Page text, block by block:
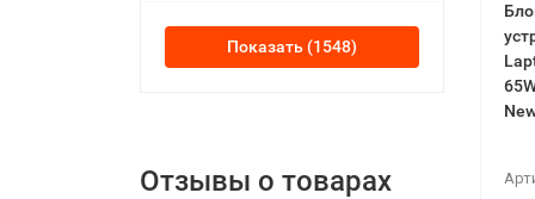
Показать
Отзывы о товарах